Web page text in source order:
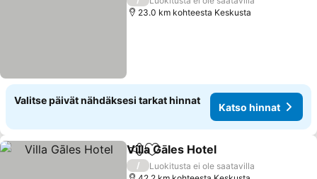
23.0 km kohteesta Keskusta
Valitse päivät nähdäksesi tarkat hinnat
Katso hinnat
Jaa Lisää suosikkeihin
Villa Gāles Hotel
/
Luokitusta ei ole saatavilla